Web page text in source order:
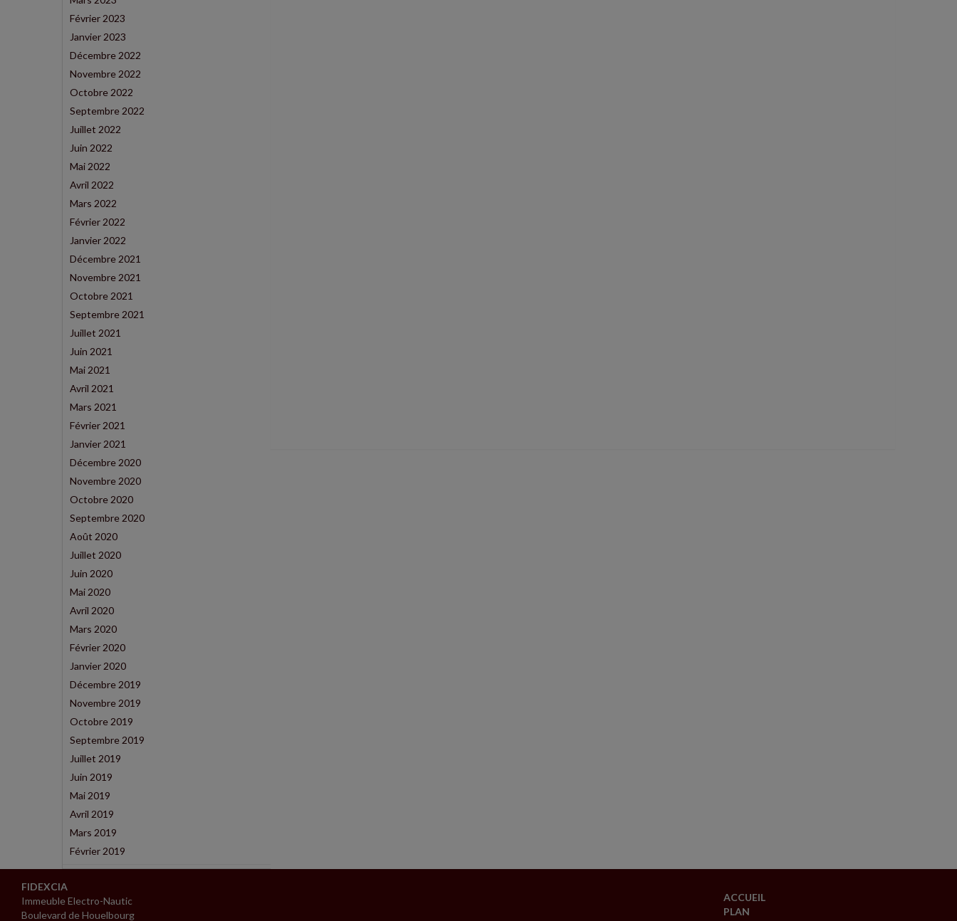
Février 2023
Janvier 2023
Décembre 2022
Novembre 2022
Octobre 2022
Septembre 2022
Juillet 2022
Juin 2022
Mai 2022
Avril 2022
Mars 2022
Février 2022
Janvier 2022
Décembre 2021
Novembre 2021
Octobre 2021
Septembre 2021
Juillet 2021
Juin 2021
Mai 2021
Avril 2021
Mars 2021
Février 2021
Janvier 2021
Décembre 2020
Novembre 2020
Octobre 2020
Septembre 2020
Août 2020
Juillet 2020
Juin 2020
Mai 2020
Avril 2020
Mars 2020
Février 2020
Janvier 2020
Décembre 2019
Novembre 2019
Octobre 2019
Septembre 2019
Juillet 2019
Juin 2019
Mai 2019
Avril 2019
Mars 2019
Février 2019
FIDEXCIA
Immeuble Electro-Nautic
Boulevard de Houelbourg
ACCUEIL
PLAN